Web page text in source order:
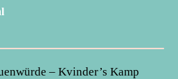
– Kvinder’s Kamp